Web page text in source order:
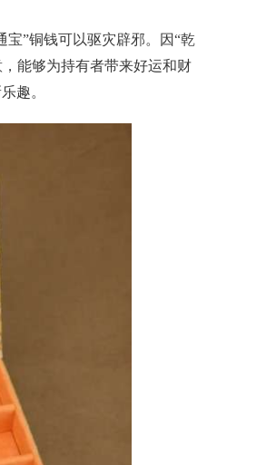
”铜钱可以驱灾辟邪。因“乾
，能够为持有者带来好运和财
趣。